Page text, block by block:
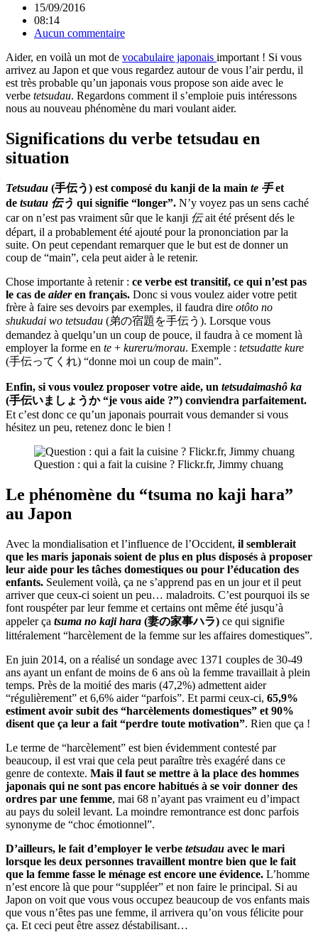
15/09/2016
08:14
Aucun commentaire
Aider, en voilà un mot de vocabulaire japonais important ! Si vous
arrivez au Japon et que vous regardez autour de vous l’air perdu, il
est très probable qu’un japonais vous propose son aide avec le
verbe tetsudau. Regardons comment il s’emploie puis intéressons
nous au nouveau phénomène du mari voulant aider.
Significations du verbe tetsudau en
situation
Tetsudau (手伝う) est composé du kanji de la main te 手et
de tsutau 伝う qui signifie “longer”. N’y voyez pas un sens caché
car on n’est pas vraiment sûr que le kanji 伝ait été présent dés le
départ, il a probablement été ajouté pour la prononciation par la
suite. On peut cependant remarquer que le but est de donner un
coup de “main”, cela peut aider à le retenir.
Chose importante à retenir : ce verbe est transitif, ce qui n’est pas
le cas de aideren français. Donc si vous voulez aider votre petit
frère à faire ses devoirs par exemples, il faudra dire otôto no
shukudai wo tetsudau (弟の宿題を手伝う). Lorsque vous
demandez à quelqu’un un coup de pouce, il faudra à ce moment là
employer la forme en te + kureru/morau. Exemple : tetsudatte kure
(手伝ってくれ) “donne moi un coup de main”.
Enfin, si vous voulez proposer votre aide, un tetsudaimashô ka
(手伝いましょうか “je vous aide ?”) conviendra parfaitement.
Et c’est donc ce qu’un japonais pourrait vous demander si vous
hésitez un peu, retenez donc le bien !
Question : qui a fait la cuisine ? Flickr.fr, Jimmy chuang
Le phénomène du “tsuma no kaji hara”
au Japon
Avec la mondialisation et l’influence de l’Occident, il semblerait
que les maris japonais soient de plus en plus disposés à proposer
leur aide pour les tâches domestiques ou pour l’éducation des
enfants. Seulement voilà, ça ne s’apprend pas en un jour et il peut
arriver que ceux-ci soient un peu… maladroits. C’est pourquoi ils se
font rouspéter par leur femme et certains ont même été jusqu’à
appeler ça tsuma no kaji hara (妻の家事ハラ) ce qui signifie
littéralement “harcèlement de la femme sur les affaires domestiques”.
En juin 2014, on a réalisé un sondage avec 1371 couples de 30-49
ans ayant un enfant de moins de 6 ans où la femme travaillait à plein
temps. Près de la moitié des maris (47,2%) admettent aider
“régulièrement” et 6,6% aider “parfois”. Et parmi ceux-ci, 65,9%
estiment avoir subit des “harcèlements domestiques” et 90%
disent que ça leur a fait “perdre toute motivation”. Rien que ça !
Le terme de “harcèlement” est bien évidemment contesté par
beaucoup, il est vrai que cela peut paraître très exagéré dans ce
genre de contexte. Mais il faut se mettre à la place des hommes
japonais qui ne sont pas encore habitués à se voir donner des
ordres par une femme, mai 68 n’ayant pas vraiment eu d’impact
au pays du soleil levant. La moindre remontrance est donc parfois
synonyme de “choc émotionnel”.
D’ailleurs, le fait d’employer le verbe tetsudau avec le mari
lorsque les deux personnes travaillent montre bien que le fait
que la femme fasse le ménage est encore une évidence. L’homme
n’est encore là que pour “suppléer” et non faire le principal. Si au
Japon on voit que vous vous occupez beaucoup de vos enfants mais
que vous n’êtes pas une femme, il arrivera qu’on vous félicite pour
ça. Et ceci peut être assez déstabilisant…